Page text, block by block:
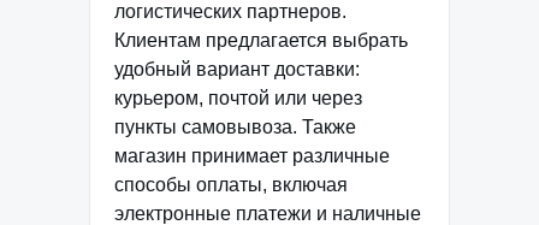
логистических партнеров.
Клиентам предлагается выбрать
удобный вариант доставки:
курьером, почтой или через
пункты самовывоза. Также
магазин принимает различные
способы оплаты, включая
электронные платежи и наличные